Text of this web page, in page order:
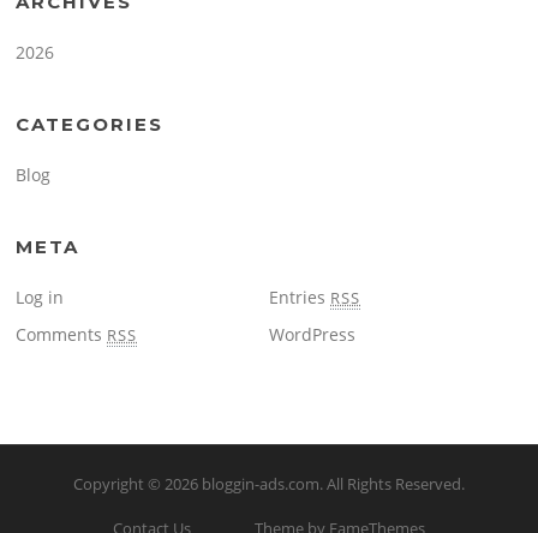
2026
CATEGORIES
Blog
META
Log in Entries RSS
Comments RSS WordPress
Copyright © 2026 bloggin-ads.com. All Rights Reserved.
Contact Us Theme by FameThemes